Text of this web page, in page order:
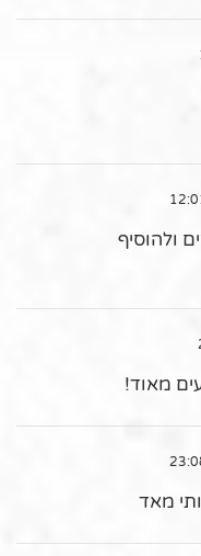
ולהוסיף
מאוד!
מאד